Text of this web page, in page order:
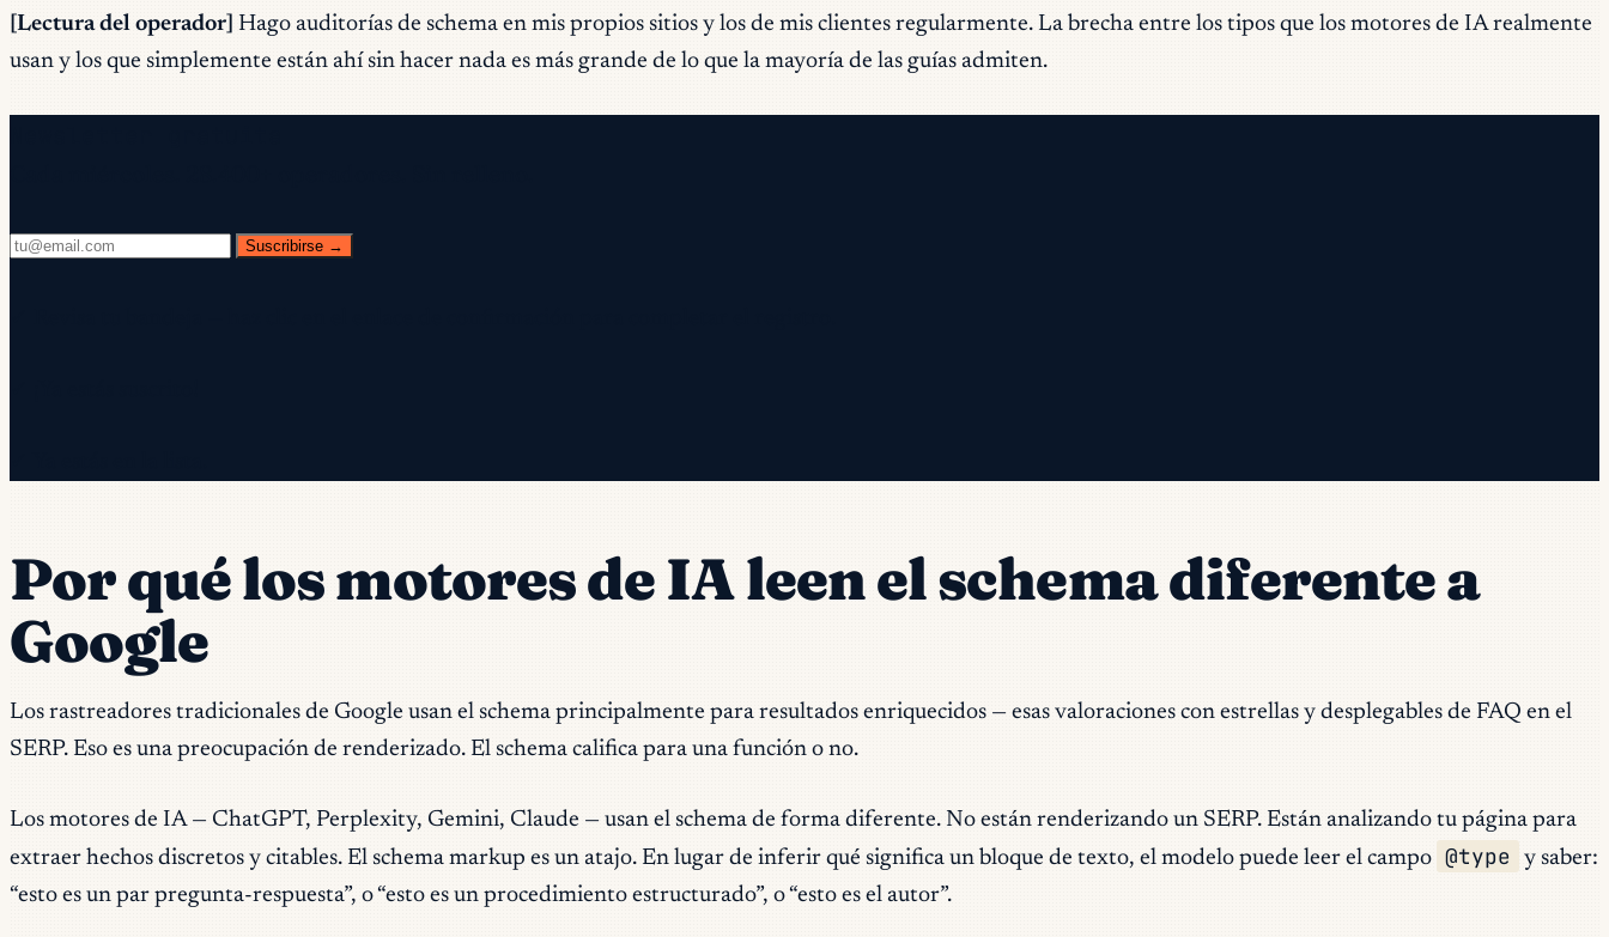
[Lectura del operador] Hago auditorías de schema en mis propios sitios y los de mis clientes regularmente. La brecha entre los tipos que los motores de IA realmente
usan y los que simplemente están ahí sin hacer nada es más grande de lo que la mayoría de las guías admiten.
Suscribirse →
Por qué los motores de IA leen el schema diferente a
Google
Los rastreadores tradicionales de Google usan el schema principalmente para resultados enriquecidos — esas valoraciones con estrellas y desplegables de FAQ en el
SERP. Eso es una preocupación de renderizado. El schema califica para una función o no.
Los motores de IA — ChatGPT, Perplexity, Gemini, Claude — usan el schema de forma diferente. No están renderizando un SERP. Están analizando tu página para
extraer hechos discretos y citables. El schema markup es un atajo. En lugar de inferir qué significa un bloque de texto, el modelo puede leer el campo @type
y saber:
“esto es un par pregunta-respuesta”, o “esto es un procedimiento estructurado”, o “esto es el autor”.